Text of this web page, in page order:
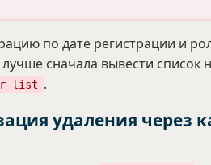
по дате регистрации и
сначала вывести список
list .
удаления через